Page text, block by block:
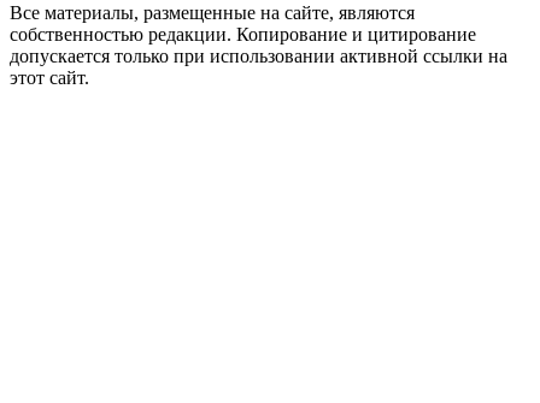
Все материалы, размещенные на сайте, являются
собственностью редакции. Копирование и цитирование
допускается только при использовании активной ссылки на
этот сайт.